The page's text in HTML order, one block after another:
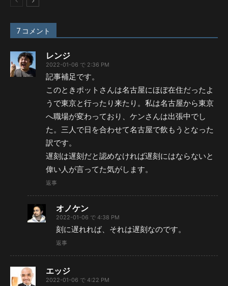
7 コメント
レンジ
2022-01-06 で 2:36 PM
記事補足です。
このときポットさんは名古屋にほぼ在住だったよ
うで東京と行ったり来たり。私は名古屋から東京
へ職場が変わっており、ケンさんは出張中でし
た。三人で日を合わせて名古屋で飲もうとなった
訳です。
遅刻は遅刻だと認めなければ遅刻にはならないと
偉い人が言ってた気がします。
返事
オノケン
2022-01-06 で 4:38 PM
刻に遅れれば、それは遅刻なのです。
返事
エッジ
2022-01-06 で 4:22 PM